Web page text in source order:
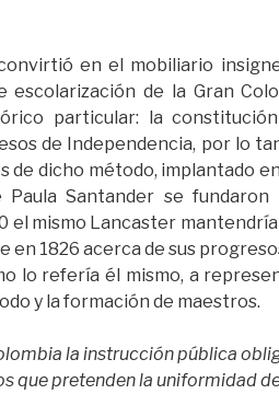
en el mobiliario
escolarización de la Gran
particular: la
de Independencia, por lo
de dicho método, implantado
Santander se fundaron
el mismo Lancaster
en 1826 acerca de sus
lo refería él mismo, a
y la formación de maestros.
la instrucción pública
que pretenden la uniformidad